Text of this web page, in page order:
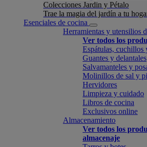
Colecciones Jardin y Pétalo
Trae la magia del jardín a tu
Esenciales de cocina
Herramientas y utensilios
Ver todos los
Espátulas, cuchillos
Guantes y delantales
Salvamanteles y
Molinillos de sal y
Hervidores
Limpieza y cuidado
Libros de cocina
Exclusivos online
Almacenamiento
Ver todos los
almacenaje